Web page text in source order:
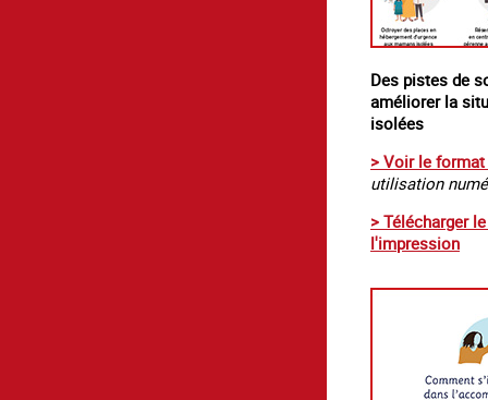
Des pistes de
améliorer la
isolées
> Voir le format
utilisation
> Télécharger
l'impression